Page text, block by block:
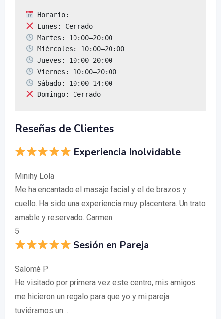
Domingo: Cerrado
Reseñas de Clientes
Experiencia Inolvidable
Minihy Lola
Me ha encantado el masaje facial y el de brazos y
cuello. Ha sido una experiencia muy placentera. Un trato
amable y reservado. Carmen.
5
Sesión en Pareja
Salomé P
He visitado por primera vez este centro, mis amigos
me hicieron un regalo para que yo y mi pareja
tuviéramos un…